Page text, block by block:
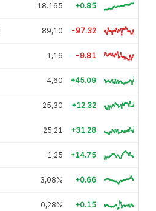
18.165 +0.85
89,10 -97.32
1,16 -9.81
4,60 +45.09
25,30 +12.32
25,21 +31.28
1,25 +14.75
3,08% +0.66
0,28% +0.15